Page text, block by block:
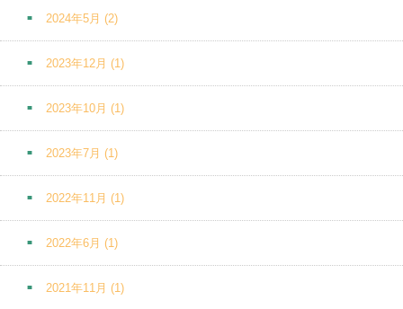
2024年5月 (2)
2023年12月 (1)
2023年10月 (1)
2023年7月 (1)
2022年11月 (1)
2022年6月 (1)
2021年11月 (1)